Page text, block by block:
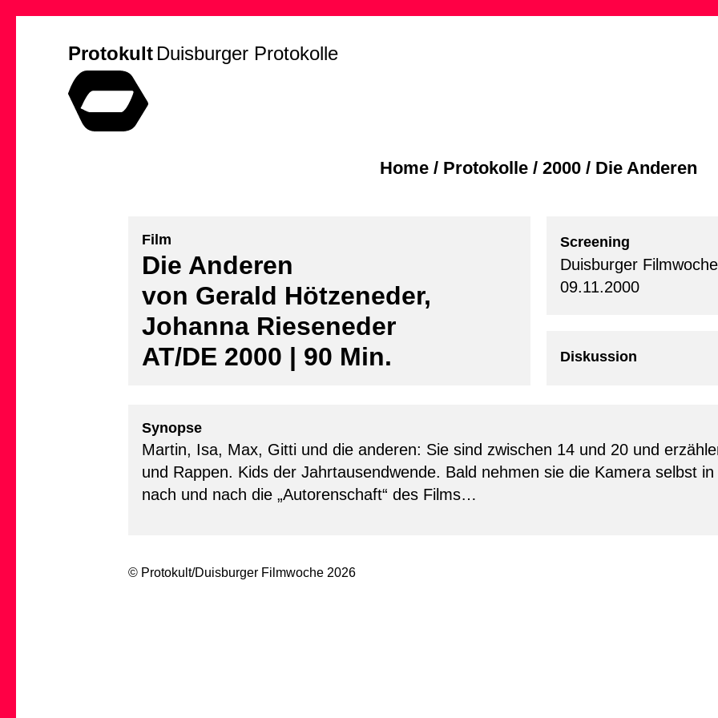
Protokult Duisburger Protokolle
Home / Protokolle / 2000 / Die Anderen
Film
Die Anderen
von Gerald Hötzeneder,
Johanna Rieseneder
AT/DE 2000 | 90 Min.
Screening
Duisburger
09.11.2000
Diskussion
Synopse
Martin, Isa, Max, Gitti und die anderen: Sie sind zwischen 14 und 20 und
und Rappen. Kids der Jahrtausendwende. Bald nehmen sie die Kamera selbst
nach und nach die „Autorenschaft“ des Films…
© Protokult/Duisburger Filmwoche 2026